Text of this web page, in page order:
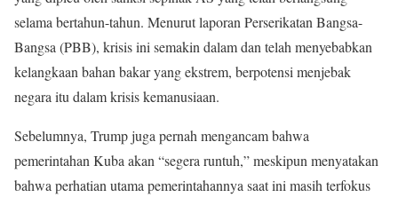
selama bertahun-tahun. Menurut laporan Perserikatan Bangsa-
Bangsa (PBB), krisis ini semakin dalam dan telah menyebabkan
kelangkaan bahan bakar yang ekstrem, berpotensi menjebak
negara itu dalam krisis kemanusiaan.
Sebelumnya, Trump juga pernah mengancam bahwa
pemerintahan Kuba akan “segera runtuh,” meskipun menyatakan
bahwa perhatian utama pemerintahannya saat ini masih terfokus